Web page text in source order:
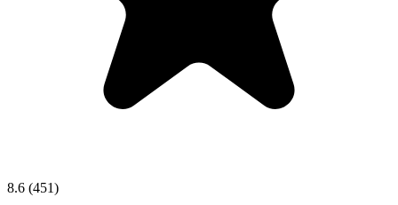
8.6 (451)